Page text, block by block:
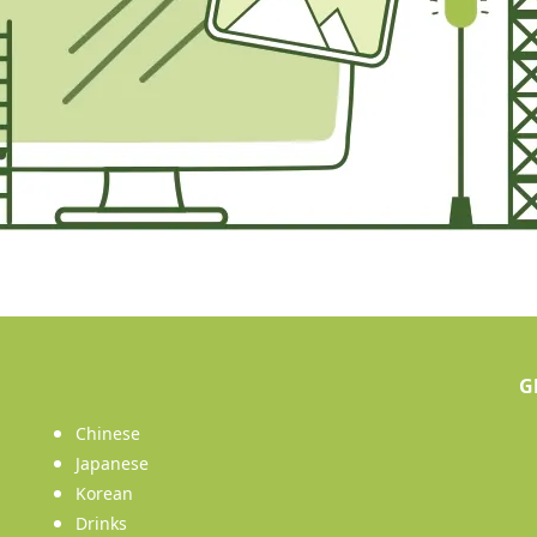
Chinese
Japanese
Korean
Drinks